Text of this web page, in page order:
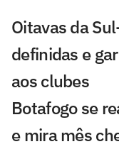
Oitavas da
definidas e
aos clubes
Botafogo se
e mira mês